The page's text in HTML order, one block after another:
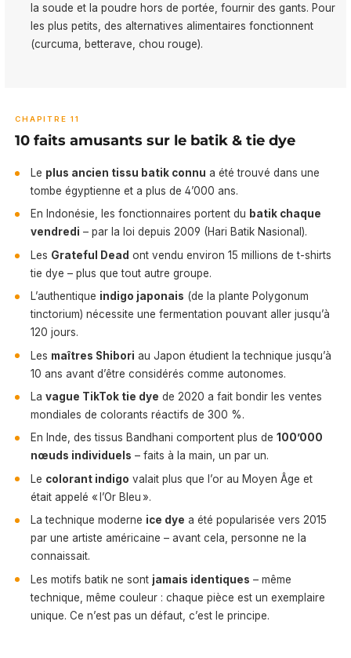
la soude et la poudre hors de portée, fournir des gants. Pour
les plus petits, des alternatives alimentaires fonctionnent
(curcuma, betterave, chou rouge).
CHAPITRE 11
10 faits amusants sur le batik & tie dye
Le plus ancien tissu batik connu a été trouvé dans une
tombe égyptienne et a plus de 4’000 ans.
En Indonésie, les fonctionnaires portent du batik chaque
vendredi – par la loi depuis 2009 (Hari Batik Nasional).
Les Grateful Dead ont vendu environ 15 millions de t-shirts
tie dye – plus que tout autre groupe.
L’authentique indigo japonais (de la plante Polygonum
tinctorium) nécessite une fermentation pouvant aller jusqu’à
120 jours.
Les maîtres Shibori au Japon étudient la technique jusqu’à
10 ans avant d’être considérés comme autonomes.
La vague TikTok tie dye de 2020 a fait bondir les ventes
mondiales de colorants réactifs de 300 %.
En Inde, des tissus Bandhani comportent plus de 100’000
nœuds individuels – faits à la main, un par un.
Le colorant indigo valait plus que l’or au Moyen Âge et
était appelé « l’Or Bleu ».
La technique moderne ice dye a été popularisée vers 2015
par une artiste américaine – avant cela, personne ne la
connaissait.
Les motifs batik ne sont jamais identiques – même
technique, même couleur : chaque pièce est un exemplaire
unique. Ce n’est pas un défaut, c’est le principe.